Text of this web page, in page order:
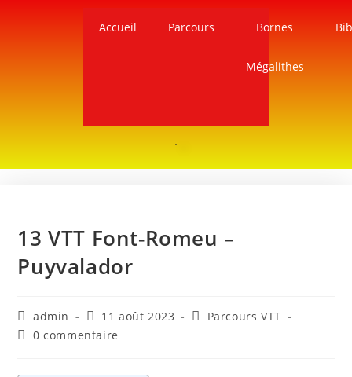
Accueil Parcours Bornes
Mégalithes
13 VTT Font-Romeu –
Puyvalador
admin 11 août 2023
Parcours VTT
0 commentaire